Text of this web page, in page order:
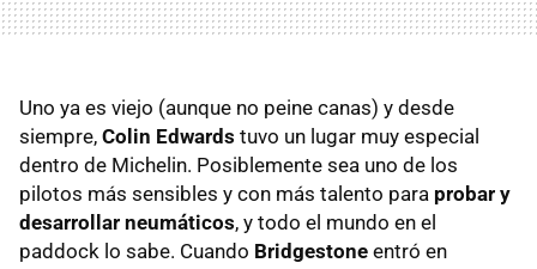
Uno ya es viejo (aunque no peine canas) y desde
siempre, Colin Edwards tuvo un lugar muy especial
dentro de Michelin. Posiblemente sea uno de los
pilotos más sensibles y con más talento para probar y
desarrollar neumáticos, y todo el mundo en el
paddock lo sabe. Cuando Bridgestone entró en